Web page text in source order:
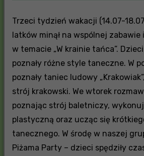
Trzeci tydzień wakacji (14.07-
latków minął na wspólnej
w temacie „W krainie tańca”.
poznały różne style taneczne. W
poznały taniec ludowy
strój krakowski. We wtorek
poznając strój baletniczy,
plastyczną oraz ucząc się
tanecznego. W środę w naszej
Piżama Party – dzieci spędziły